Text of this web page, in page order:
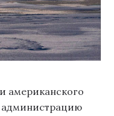
американского
администрацию